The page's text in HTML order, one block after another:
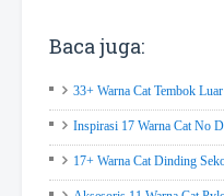
Baca juga:
33+ Warna Cat Tembok
Inspirasi 17 Warna Cat No
17+ Warna Cat Dinding